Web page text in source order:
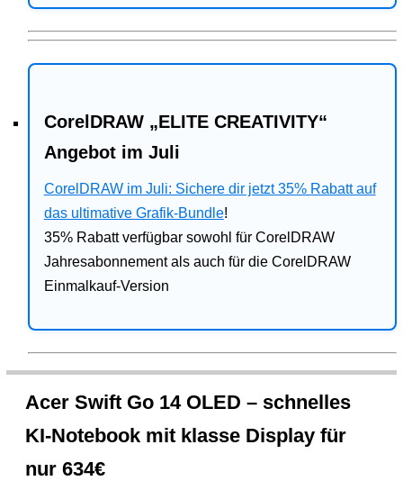
CorelDRAW „ELITE CREATIVITY“
Angebot im Juli
CorelDRAW im Juli: Sichere dir jetzt 35% Rabatt auf
das ultimative Grafik-Bundle!
35% Rabatt verfügbar sowohl für CorelDRAW
Jahresabonnement als auch für die CorelDRAW
Einmalkauf-Version
Acer Swift Go 14 OLED – schnelles
KI-Notebook mit klasse Display für
nur 634€